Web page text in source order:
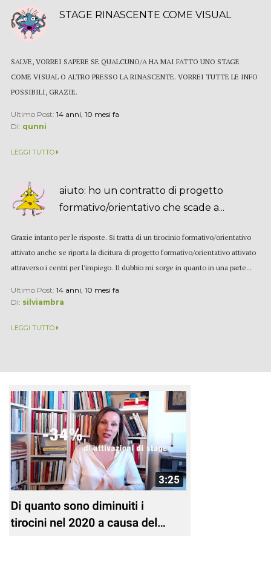
STAGE RINASCENTE COME VISUAL
SALVE, VORREI SAPERE SE QUALCUNO/A HA MAI FATTO UNO STAGE
COME VISUAL O ALTRO PRESSO LA RINASCENTE. VORREI TUTTE LE INFO
POSSIBILI, GRAZIE.
Ultimo Post: 14 anni, 10 mesi fa
Di: qunni
LEGGI TUTTO
aiuto: ho un contratto di progetto
formativo/orientativo che scade a...
Grazie intanto per le risposte. Si tratta di un tirocinio formativo/orientativo
attivato anche se riporta la dicitura di progetto formativo/orientativo attivato
attraverso i centri per l'impiego. Il dubbio mi sorge in quanto in una parte...
Ultimo Post: 14 anni, 10 mesi fa
Di: silviambra
LEGGI TUTTO